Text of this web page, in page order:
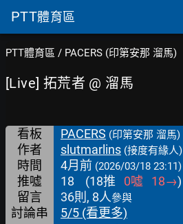
PTT體育區
PTT體育區 / PACERS (印第安那 溜馬)
[Live] 拓荒者 @ 溜馬
看板 PACERS (印第安那 溜馬)
作者 slutmarlins (接度有緣人)
時間 4月前 (2026/03/18 23:11)
推噓 18 (18推 0噓 18→)
留言
36則, 8人參與
討論串 5/5 (看更多)